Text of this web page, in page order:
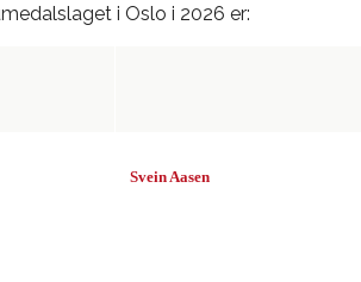
i Oslo i 2026 er:
Svein Aasen